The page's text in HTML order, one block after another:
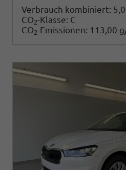
Verbrauch kombiniert:
CO2-Klasse: C
CO2-Emissionen: 113,00